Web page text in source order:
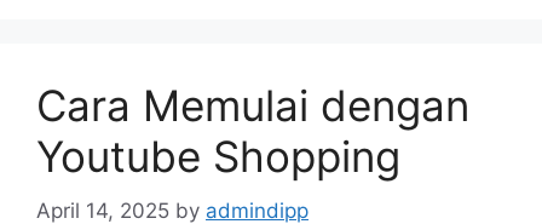
Cara Memulai dengan
Youtube Shopping
April 14, 2025 by admindipp